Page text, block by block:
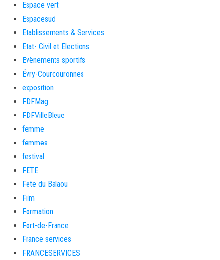
Espace vert
Espacesud
Etablissements & Services
Etat- Civil et Elections
Evènements sportifs
Évry-Courcouronnes
exposition
FDFMag
FDFVilleBleue
femme
femmes
festival
FETE
Fete du Balaou
Film
Formation
Fort-de-France
France services
FRANCESERVICES